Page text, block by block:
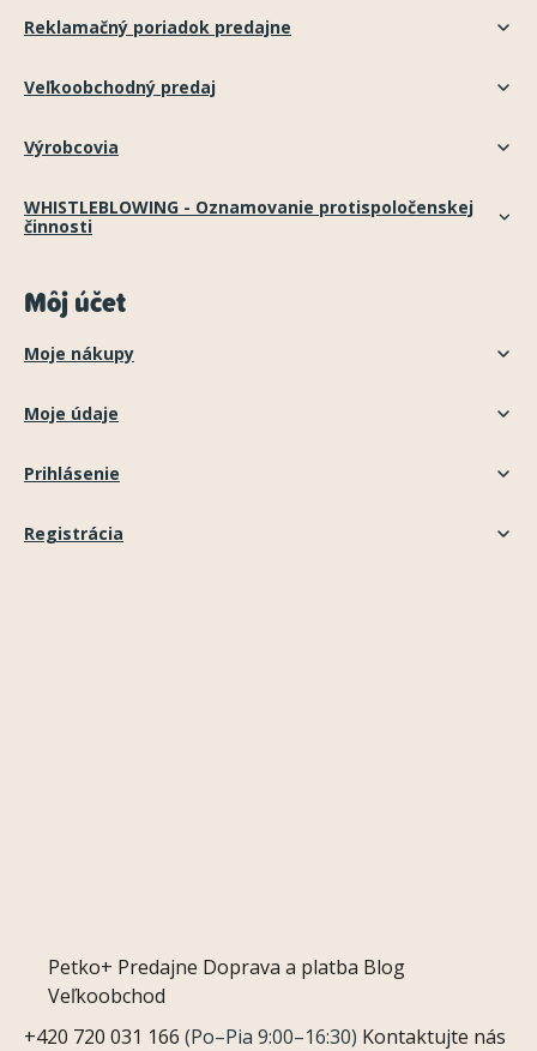
Reklamačný poriadok predajne
Veľkoobchodný predaj
Výrobcovia
WHISTLEBLOWING - Oznamovanie protispoločenskej
činnosti
Môj účet
Moje nákupy
Moje údaje
Prihlásenie
Registrácia
Petko+ Predajne Doprava a platba Blog
Veľkoobchod
+420 720 031 166 (Po–Pia 9:00–16:30) Kontaktujte nás